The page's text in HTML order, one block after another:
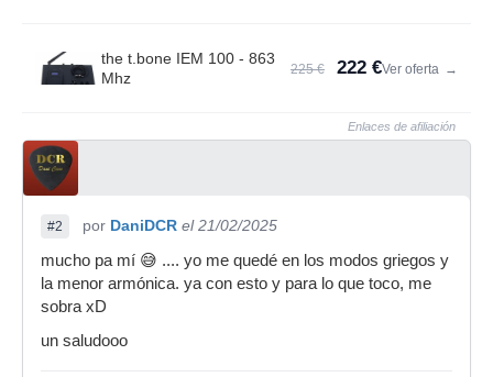
the t.bone IEM 100 - 863
Mhz
225 € 222 €Ver oferta →
Enlaces de afiliación
#2 por DaniDCR el 21/02/2025
mucho pa mí 😅 .... yo me quedé en los modos griegos y
la menor armónica. ya con esto y para lo que toco, me
sobra xD
un saludooo